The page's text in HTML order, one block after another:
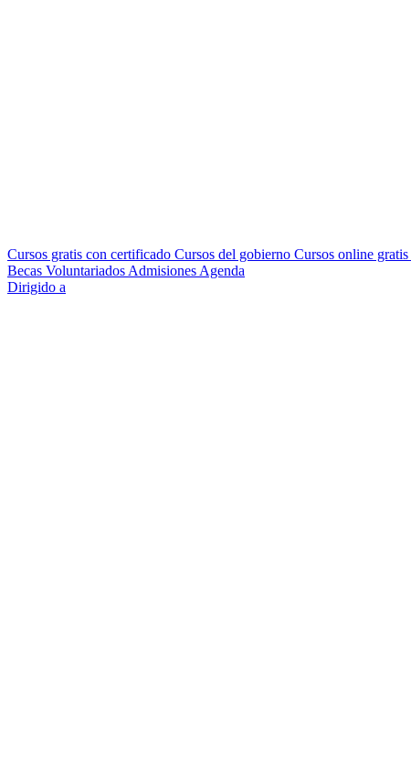
Cursos gratis con certificado Cursos del gobierno Cursos online gratis
Becas Voluntariados Admisiones Agenda
Dirigido a